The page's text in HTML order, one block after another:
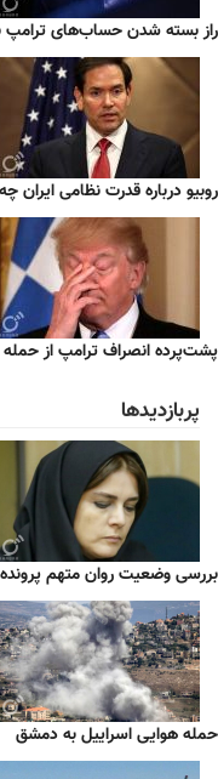
راز بسته شدن حساب‌های ترامپ
روبیو درباره قدرت نظامی ایران
پشت‌پرده انصراف ترامپ از حمله
پربازدیدها
بررسی وضعیت روان متهم پرونده
حمله هوایی اسراییل به دمشق